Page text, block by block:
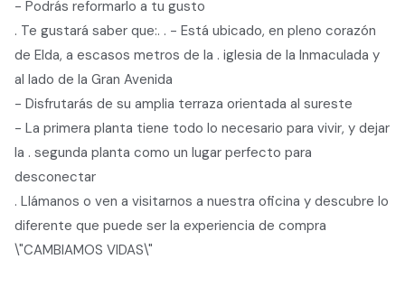
- Podrás reformarlo a tu gusto
. Te gustará saber que:. . - Está ubicado, en pleno corazón
de Elda, a escasos metros de la . iglesia de la Inmaculada y
al lado de la Gran Avenida
- Disfrutarás de su amplia terraza orientada al sureste
- La primera planta tiene todo lo necesario para vivir, y dejar
la . segunda planta como un lugar perfecto para
desconectar
. Llámanos o ven a visitarnos a nuestra oficina y descubre lo
diferente que puede ser la experiencia de compra
\"CAMBIAMOS VIDAS\"